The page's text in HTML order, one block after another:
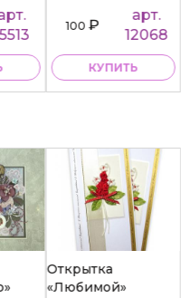
100₽
арт.
12068
КУПИТЬ
Открытка
«Любимой»